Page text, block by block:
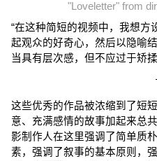
"Loveletter" from
“在这种简短的视频中，我想方
起观众的好奇心，然后以隐喻
当具有层次感，但不应过于矫
这些优秀的作品被浓缩到了短
意、充满感情的故事加起来总
影制作人在这里强调了简单质
素，强调了叙事的基本原则，